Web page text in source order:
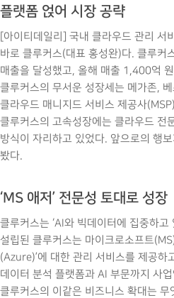
플랫폼 얹어 시장 공략
[아이티데일리] 국내 클라우드 관리 서
바로 클루커스(대표 홍성완)다. 클루커
매출을 달성했고, 올해 매출 1,400억
클루커스의 무서운 성장세는 메가존,
클라우드 매니지드 서비스 제공사
클루커스의 고속성장에는 클라우드 전
방식이 자리하고 있었다. 앞으로의 행
봤다.
‘MS 애저’ 전문성 토대로 성장
클루커스는 ‘AI와 빅데이터에 집중하고
설립된 클루커스는 마이크로소프트
(Azure)’에 대한 관리 서비스를 제공하
데이터 분석 플랫폼과 AI 부문까지 사
클루커스의 이같은 비즈니스 확대는 무